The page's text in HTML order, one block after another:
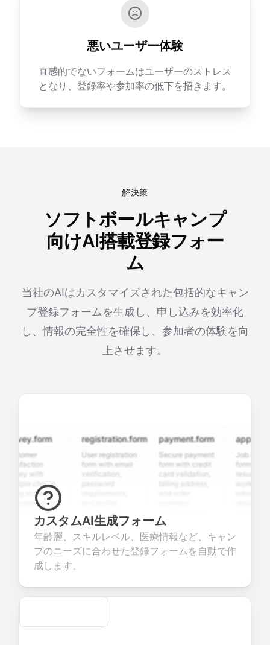
悪いユーザー体験
直感的でないフォームはユーザーのストレス
となり、登録率や参加率の低下を招きます。
解決策
ソフトボールキャンプ
向けAI搭載登録フォー
ム
当社のAIはカスタマイズされた包括的なキャン
プ登録フォームを生成し、申し込みを効率化
し、情報の完全性を確保し、参加者の体験を向
上させます。
with
open-ended
valuable
about
products or
registration.form
User registration
form with email
verification,
information
fields for
seamless
account
creation.
payment.form
Secure payment
form with credit
card validation,
smooth e-
commerce
transactions.
Job
form with
resume
questions for
efficient
candidate
カスタムAI生成フォーム
年齢層、スキルレベル、医療情報など、キャン
プのニーズに合わせた登録フォームを自動で作
成します。
Secure